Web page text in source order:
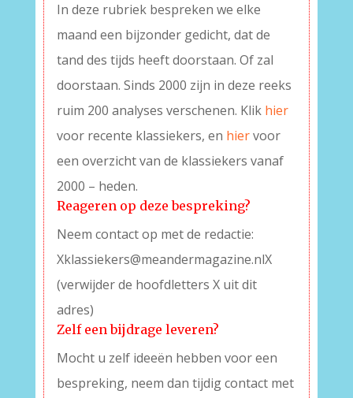
In deze rubriek bespreken we elke
maand een bijzonder gedicht, dat de
tand des tijds heeft doorstaan. Of zal
doorstaan. Sinds 2000 zijn in deze reeks
ruim 200 analyses verschenen. Klik hier
voor recente klassiekers, en hiervoor
een overzicht van de klassiekers vanaf
2000 – heden.
Reageren op deze bespreking?
Neem contact op met de redactie:
Xklassiekers@meandermagazine.nlX
(verwijder de hoofdletters X uit dit
adres)
Zelf een bijdrage leveren?
Mocht u zelf ideeën hebben voor een
bespreking, neem dan tijdig contact met